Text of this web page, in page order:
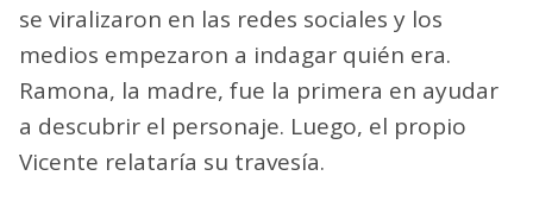
se viralizaron en las redes sociales y los
medios empezaron a indagar quién era.
Ramona, la madre, fue la primera en ayudar
a descubrir el personaje. Luego, el propio
Vicente relataría su travesía.